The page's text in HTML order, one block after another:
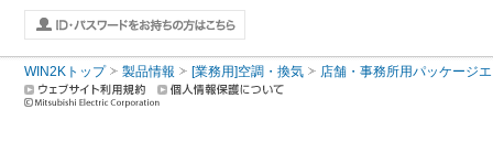
WIN2Kトップ 製品情報 [業務用]空調・換気 店舗・事務所用パッケージ